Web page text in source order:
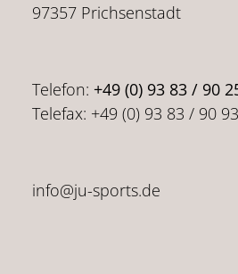
97357 Prichsenstadt
Telefon: +49 (0) 93 83 / 90
Telefax: +49 (0) 93 83 / 90
info@ju-sports.de